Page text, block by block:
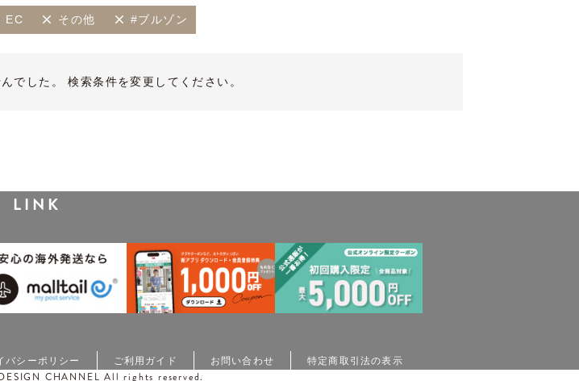
EC その他 #ブルゾン
でした。 検索条件を変更してください。
LINK
バシーポリシー ご利用ガイド お問い合わせ 特定商取引法の表示
CHANNEL All rights reserved.